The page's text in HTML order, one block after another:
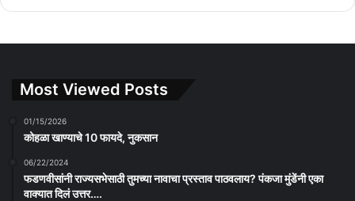
Most Viewed Posts
01/15/2026
कोहळा खाण्याचे 10 फायदे, नुकसान
06/22/2024
फडणवीसांनी राज्यसभेसाठी तुमच्या नावाचा प्रस्ताव पाठवलाय? पंकजा मुंडेंनी एका
वाक्यात दिलं उत्तर….